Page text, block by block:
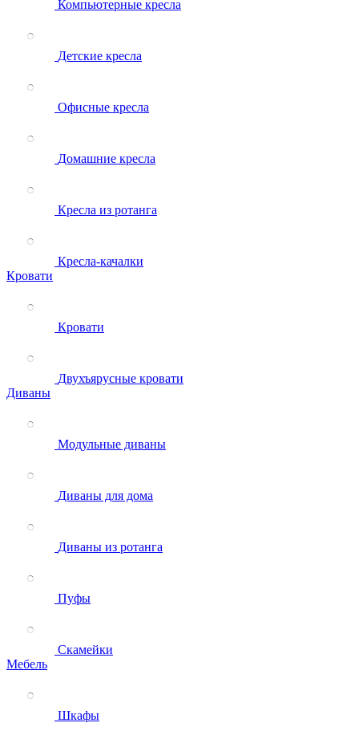
Компьютерные кресла
Детские кресла
Офисные кресла
Домашние кресла
Кресла из ротанга
Кресла-качалки
Кровати
Кровати
Двухъярусные кровати
Диваны
Модульные диваны
Диваны для дома
Диваны из ротанга
Пуфы
Скамейки
Мебель
Шкафы